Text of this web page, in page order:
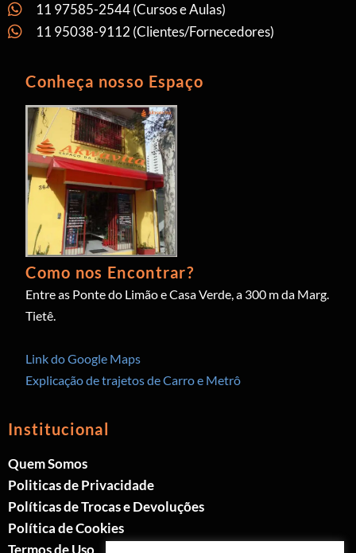
11 97585-2544 (Cursos e Aulas)
11 95038-9112 (Clientes/Fornecedores)
Conheça nosso Espaço
Como nos Encontrar?
Entre as Ponte do Limão e Casa Verde, a 300 m da Marg.
Tietê.
Link do Google Maps
Explicação de trajetos de Carro e Metrô
Institucional
Quem Somos
Politicas de Privacidade
Políticas de Trocas e Devoluções
Política de Cookies
Termos de Uso